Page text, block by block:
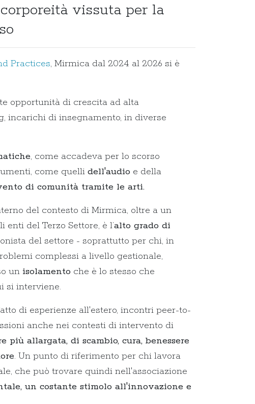
vissuta per la
Practices, Mirmica dal 2024 al 2026 si è
opportunità di crescita ad alta
incarichi di insegnamento, in diverse
, come accadeva per lo scorso
come quelli dell'audio e della
di comunità tramite le arti.
del contesto di Mirmica, oltre a un
del Terzo Settore, è l’alto grado di
del settore - soprattutto per chi, in
complessi a livello gestionale,
un isolamento che è lo stesso che
si interviene.
di esperienze all'estero, incontri peer-to-
anche nei contesti di intervento di
più allargata, di scambio, cura, benessere
. Un punto di riferimento per chi lavora
che può trovare quindi nell'associazione
un costante stimolo all'innovazione e